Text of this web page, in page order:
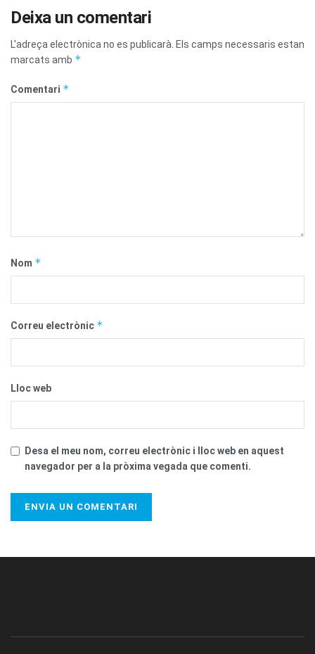
Deixa un comentari
L'adreça electrònica no es publicarà. Els camps necessaris estan
marcats amb *
Comentari *
Nom *
Correu electrònic *
Lloc web
Desa el meu nom, correu electrònic i lloc web en aquest
navegador per a la pròxima vegada que comenti.